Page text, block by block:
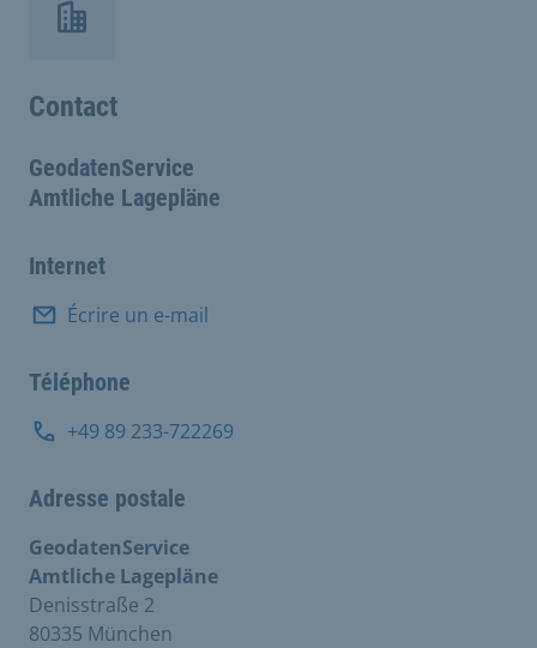
Contact
GeodatenService
Amtliche Lagepläne
Internet
Écrire un e-mail
Téléphone
+49 89 233-722269
Adresse postale
GeodatenService
Amtliche Lagepläne
Denisstraße 2
80335 München